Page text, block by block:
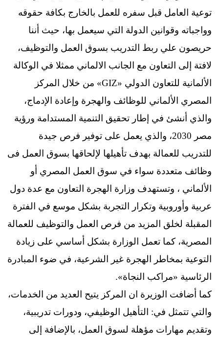
توعية العامل قبل سفره للعمل بالخارج بكافة حقوقه
وواجباته وقوانين الدولة التي سيعمل بها، حيث أننا
حريصون علي ربط التدريب بسوق العمل والتوظيف،
لافتة إلى التعاون مع الجانب الالماني ممثلا في الوكالة
الألمانية للتعاون الدولي «GIZ» من خلال المركز
المصري الألماني للوظائف والهجرة وإعادة الإدماج،
والذي أنشئ في إطار تحقيق التنمية المستدامة ورؤية
مصر 2030، والذي يعمل على توفير فرص جيدة
للتدريب للعمالة بهدف تأهيلها لإلحاقها بسوق العمل فى
وظائف متعددة سواء في سوق العمل المصري أو
الألماني ، وتستهدف وزارة الهجرة التعاون مع عدة دول
عربية وأوروبية وتكرار التجربة بشكل موسع في الفترة
المقبلة لخلق المزيد من فرص العمل والتوظيف للعمالة
المصرية، كما تعمل الوزارة بشكل أساسي على زيادة
التوعية بمخاطر الهجرة غير الشرعية، في ضوء المبادرة
الرئاسية «مراكب النجاة».
كما أضافت الوزيرة ان المركز يتيح العديد من الخدمات،
والتي تتمثل في: التأهيل الوظيفي، ودورات تدريبية،
وتقديم مهارات مؤهلة لسوق العمل، بالإضافة إلى